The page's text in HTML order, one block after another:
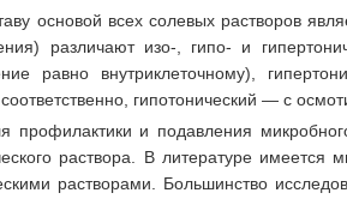
основой всех солевых растворов
различают изо-, гипо- и
равно внутриклеточному),
соответственно, гипотонический — с
профилактики и подавления
раствора. В литературе
растворами. Большинство